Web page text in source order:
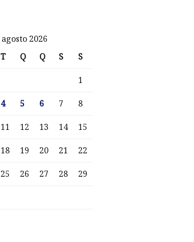
agosto 2026
T Q Q S S
1
4 5 6 7 8
11 12 13 14 15
18 19 20 21 22
25 26 27 28 29